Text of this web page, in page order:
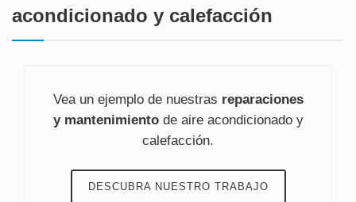
acondicionado y calefacción
Vea un ejemplo de nuestras reparaciones
y mantenimientode aire acondicionado y
calefacción.
DESCUBRA NUESTRO TRABAJO